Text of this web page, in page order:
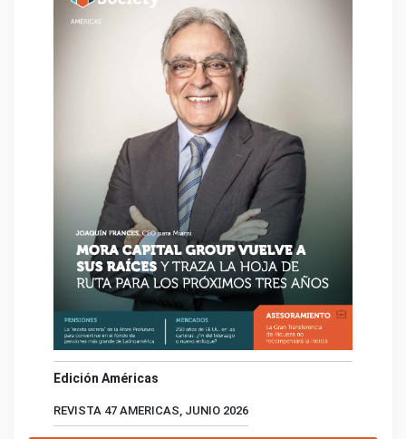
Edición Américas
REVISTA 47 AMERICAS, JUNIO 2026